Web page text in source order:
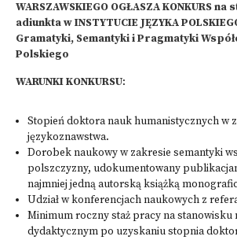
WARSZAWSKIEGO OGŁASZA KONKURS
adiunkta w INSTYTUCIE JĘZYKA
Gramatyki, Semantyki i Pragmatyki
Polskiego
WARUNKI KONKURSU:
Stopień doktora nauk humanistycznych w
językoznawstwa.
Dorobek naukowy w zakresie semantyki
polszczyzny, udokumentowany
najmniej jedną autorską książką
Udział w konferencjach naukowych z
Minimum roczny staż pracy na stanowisku
dydaktycznym po uzyskaniu stopnia